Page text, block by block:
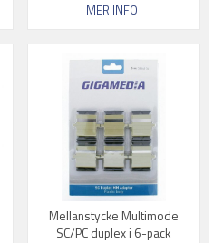
MER INFO
Mellanstycke Multimode
SC/PC duplex i 6-pack